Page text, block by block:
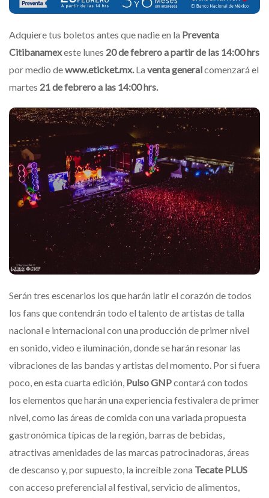
Adquiere tus boletos antes que nadie en la Preventa
Citibanamexeste lunes 20 de febrero a partir de las 14:00 hrs
por medio dewww.eticket.mx. La venta generalcomenzará el
martes 21 de febrero a las 14:00 hrs.
Serán tres escenarios los que harán latir el corazón de todos
los fans que contendrán todo el talento de artistas de talla
nacional e internacional con una producción de primer nivel
en sonido, video e iluminación, donde se harán resonar las
vibraciones de las bandas y artistas del momento. Por si fuera
poco, en esta cuarta edición, Pulso GNPcontará con todos
los elementos que harán una experiencia festivalera de primer
nivel, como las áreas de comida con una variada propuesta
gastronómica típicas de la región, barras de bebidas,
atractivas amenidades de las marcas patrocinadoras, áreas
de descanso y, por supuesto, la increíble zona Tecate PLUS
con acceso preferencial al festival, servicio de alimentos,